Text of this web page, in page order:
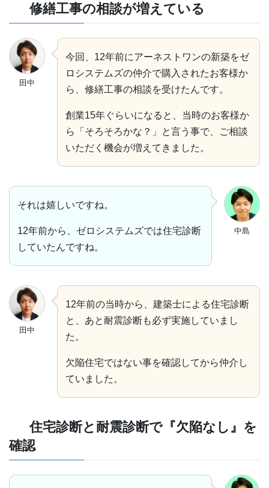
修繕工事の相談が増えている
田中
今回、12年前にアーネストワンの新築をゼ
ロシステムズの仲介で購入されたお客様か
ら、修繕工事の相談を受けたんです。
創業15年ぐらいになると、当時のお客様か
ら「そろそろかな？」と言う事で、ご相談
いただく機会が増えてきました。
中島
それは嬉しいですね。
12年前から、ゼロシステムズでは住宅診断
していたんですね。
田中
12年前の当時から、建築士による住宅診断
と、あと耐震診断も必ず実施していまし
た。
欠陥住宅ではない事を確認してから仲介し
ていました。
住宅診断と耐震診断で『欠陥なし』を
確認